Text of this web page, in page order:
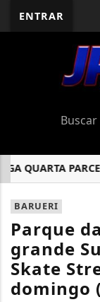
ENTRAR
PARCELA
EM ALTA
BARUERI
Parque
grande
Skate
domingo